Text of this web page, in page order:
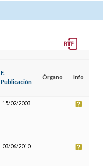
F.
Publicación
Órgano Info
15/02/2003
03/06/2010